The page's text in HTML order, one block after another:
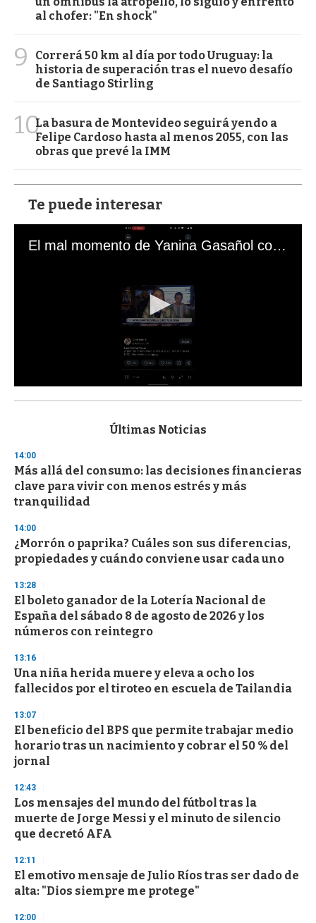
al chofer: "En shock"
9
Correrá 50 km al día por todo Uruguay: la
historia de superación tras el nuevo desafío
de Santiago Stirling
10La basura de Montevideo seguirá yendo a
Felipe Cardoso hasta al menos 2055, con las
obras que prevé la IMM
Te puede interesar
El mal momento de Yanina Gasañol con un hincha argentino en "Subrayado"
s
d
s
o
f
3
s
c
o
d
s
Últimas Noticias
14:00
Más allá del consumo: las decisiones financieras
clave para vivir con menos estrés y más
tranquilidad
14:00
¿Morrón o paprika? Cuáles son sus diferencias,
propiedades y cuándo conviene usar cada uno
13:28
El boleto ganador de la Lotería Nacional de
España del sábado 8 de agosto de 2026 y los
números con reintegro
13:16
Una niña herida muere y eleva a ocho los
fallecidos por el tiroteo en escuela de Tailandia
13:07
El beneficio del BPS que permite trabajar medio
horario tras un nacimiento y cobrar el 50 % del
jornal
12:43
Los mensajes del mundo del fútbol tras la
muerte de Jorge Messi y el minuto de silencio
que decretó AFA
12:11
El emotivo mensaje de Julio Ríos tras ser dado de
alta: "Dios siempre me protege"
12:00